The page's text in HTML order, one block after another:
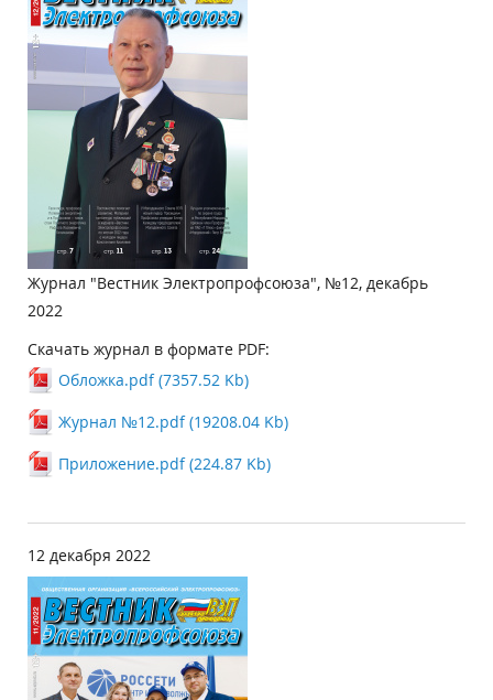
Журнал "Вестник Электропрофсоюза", №12, декабрь
2022
Скачать журнал в формате PDF:
Обложка.pdf (7357.52 Kb)
Журнал №12.pdf (19208.04 Kb)
Приложение.pdf (224.87 Kb)
12 декабря 2022